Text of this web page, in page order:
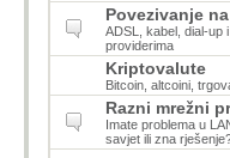
Povezivanje
ADSL, kabel, dial-up
providerima
Kriptovalute
Bitcoin, altcoini,
Razni mrežni
Imate problema u
savjet ili zna